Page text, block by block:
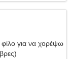
φίλο για να χορέψω